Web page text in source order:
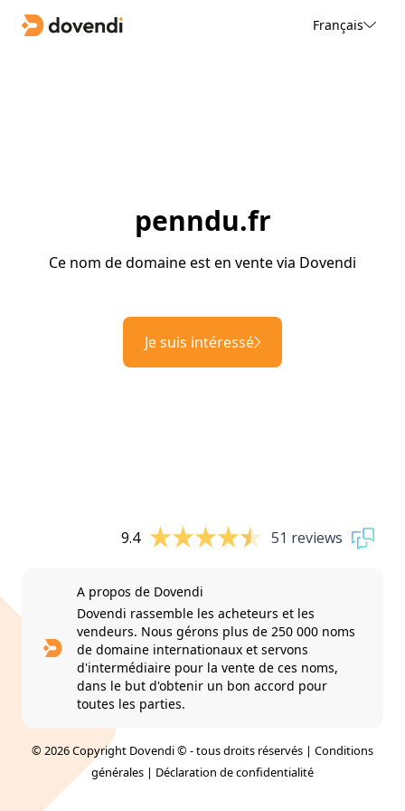
Français
penndu.fr
Ce nom de domaine est en vente via Dovendi
Je suis intéressé
9.4 51 reviews
A propos de Dovendi
Dovendi rassemble les acheteurs et les
vendeurs. Nous gérons plus de 250 000 noms
de domaine internationaux et servons
d'intermédiaire pour la vente de ces noms,
dans le but d'obtenir un bon accord pour
toutes les parties.
© 2026 Copyright Dovendi © - tous droits réservés | Conditions
générales | Déclaration de confidentialité